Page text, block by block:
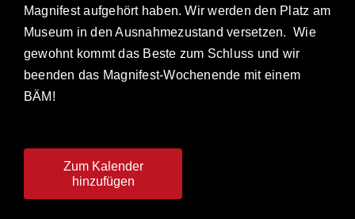
Magnifest aufgehört haben. Wir werden den Platz am
Museum in den Ausnahmezustand versetzen. Wie
gewohnt kommt das Beste zum Schluss und wir
beenden das Magnifest-Wochenende mit einem
BÄM!
Zum Kalender
hinzufügen